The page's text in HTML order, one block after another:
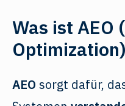
Was ist AEO
AEO sorgt dafür,